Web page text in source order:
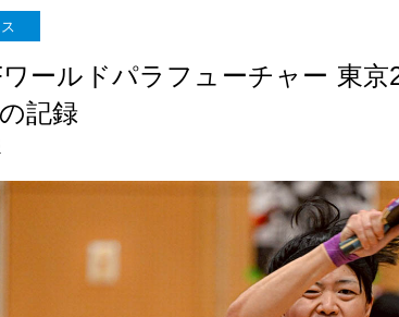
ワールドパラフューチャー 東
記録